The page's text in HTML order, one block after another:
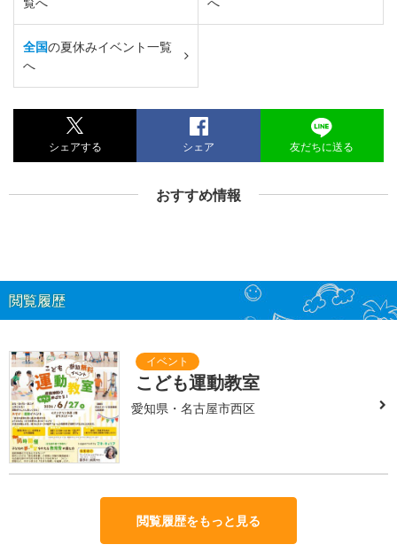
全国の夏休みイベント一覧
へ
シェアする シェア 友だちに送る
おすすめ情報
閲覧履歴
こども運動教室
愛知県・名古屋市西区
閲覧履歴をもっと見る